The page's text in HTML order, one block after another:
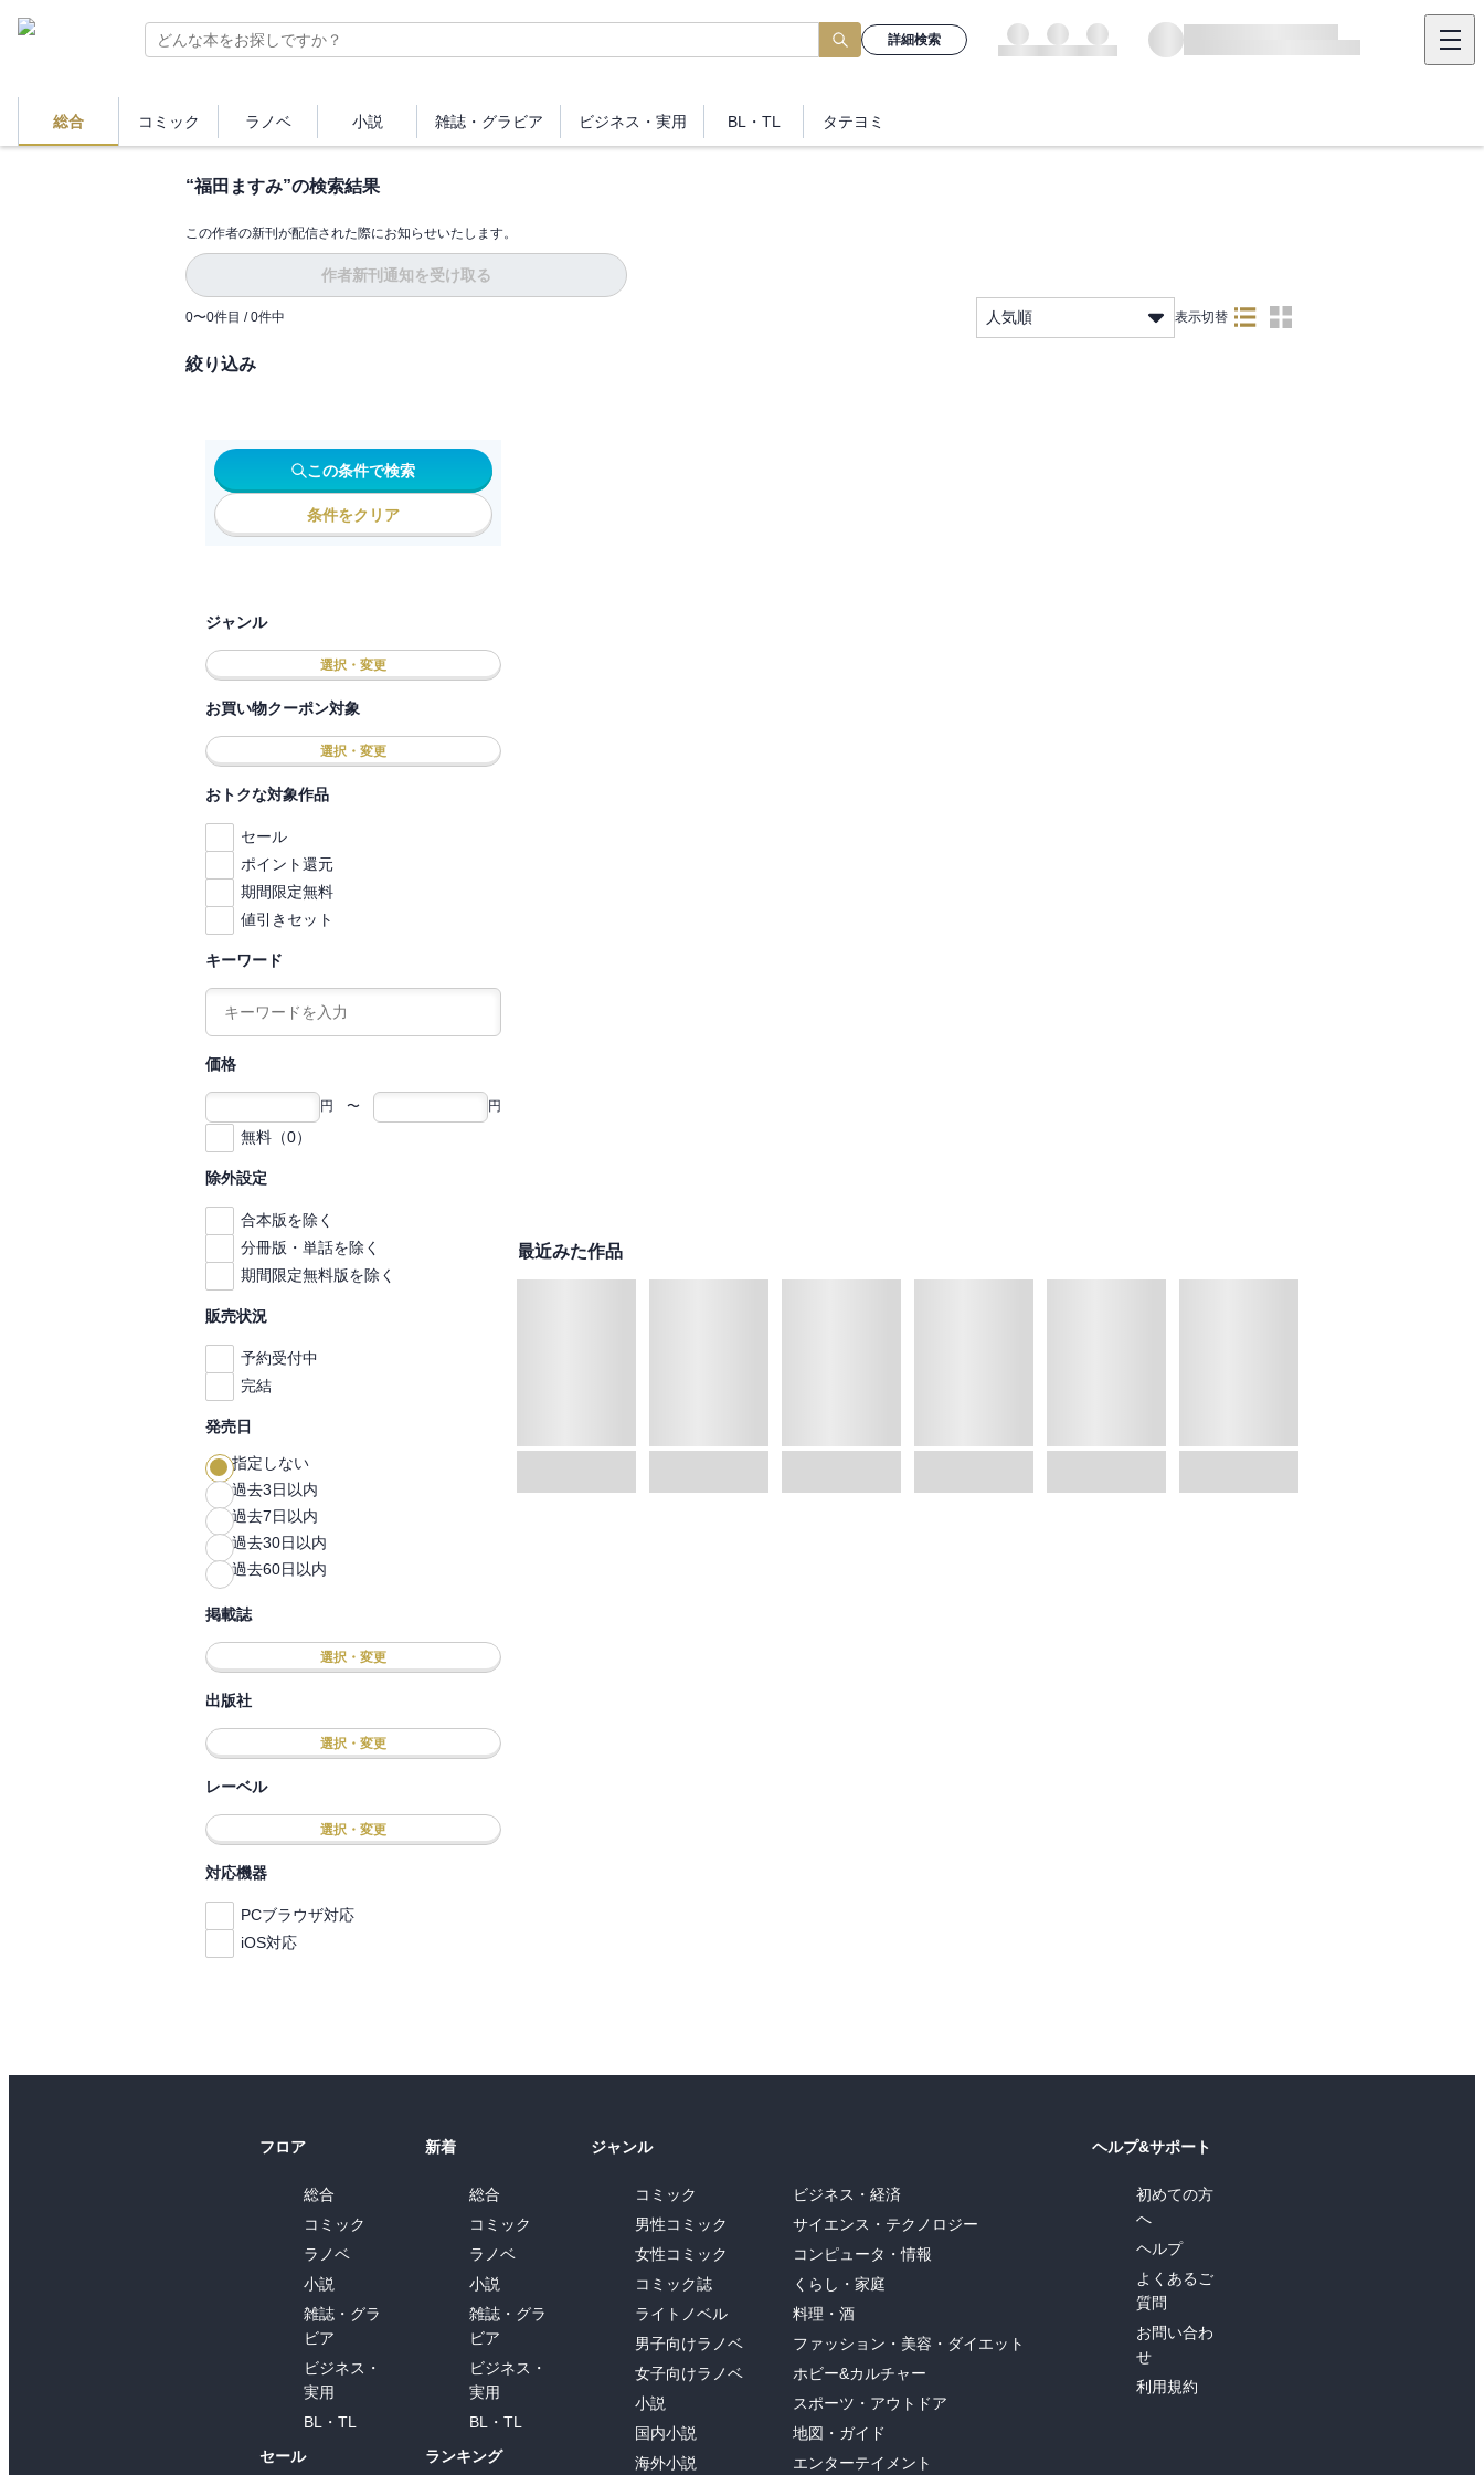
詳細検索
総合 コミック ラノベ 小説 雑誌・ グラビア ビジネス ・実用 BL・TL タテヨミ
“福田ますみ”の検索結果
この作者の新刊が配信された際にお知らせいたします。
作者新刊通知を受け取る
0〜0件目 / 0件中 人気順 表示切替
絞り込み
この条件で検索
条件をクリア
ジャンル
選択・変更
お買い物クーポン対象
選択・変更
おトクな対象作品
セール
ポイント還元
期間限定無料
値引きセット
キーワード
価格
円 〜 円
無料（0）
除外設定
合本版を除く
分冊版・単話を除く
期間限定無料版を除く
販売状況
予約受付中
完結
発売日
指定しない
過去3日以内
過去7日以内
過去30日以内
過去60日以内
掲載誌
選択・変更
出版社
選択・変更
レーベル
選択・変更
対応機器
PCブラウザ対応
iOS対応
最近みた作品
フロア
総合
コミック
ラノベ
小説
雑誌・グラ
ビア
ビジネス・
実用
BL・TL
セール
新着
総合
コミック
ラノベ
小説
雑誌・グラ
ビア
ビジネス・
実用
BL・TL
ランキング
ジャンル
コミック
男性コミック
女性コミック
コミック誌
ライトノベル
男子向けラノベ
女子向けラノベ
小説
国内小説
海外小説
ビジネス・経済
サイエンス・テクノロジー
コンピュータ・情報
くらし・家庭
料理・酒
ファッション・美容・ダイエット
ホビー&カルチャー
スポーツ・アウトドア
地図・ガイド
エンターテイメント
ヘルプ&サポート
初めての方
へ
ヘルプ
よくあるご
質問
お問い合わ
せ
利用規約